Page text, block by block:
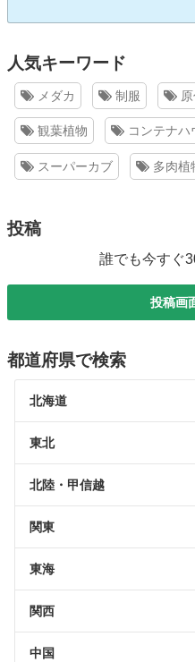
人気キーワード
メダカ 制服
観葉植物 コンテナハ
スーパーカブ 多肉植
投稿
誰でも今すぐ
投稿画
都道府県で検索
北海道
東北
北陸・甲信越
関東
東海
関西
中国